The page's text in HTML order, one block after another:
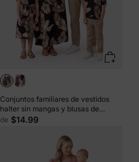
Conjuntos familiares de vestidos
halter sin mangas y blusas de
manga corta con hojas lisas en
de $14.99